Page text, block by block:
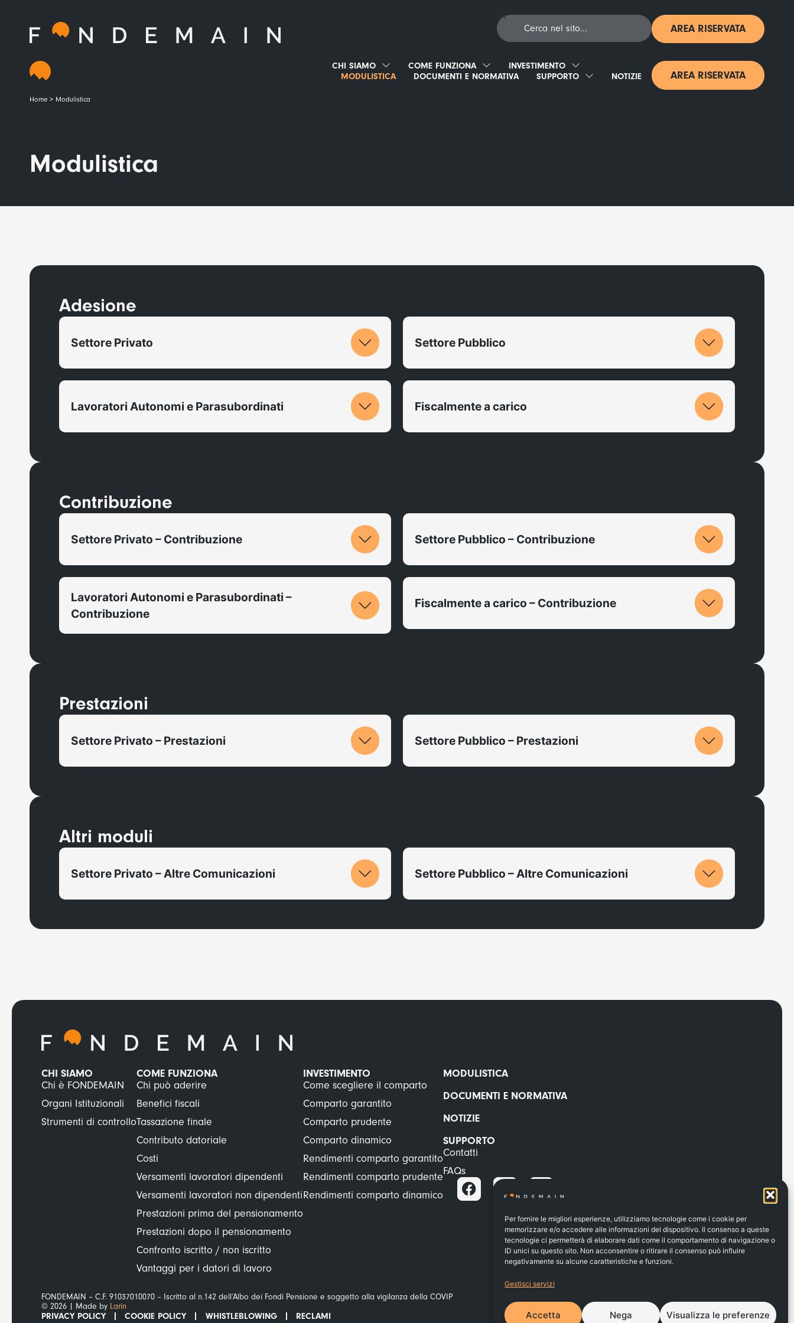
Per fornire le migliori esperienze, utilizziamo tecnologie come i cookie per
memorizzare e/o accedere alle informazioni del dispositivo. Il consenso a queste
tecnologie ci permetterà di elaborare dati come il comportamento di navigazione o
ID unici su questo sito. Non acconsentire o ritirare il consenso può influire
negativamente su alcune caratteristiche e funzioni.
Gestisci servizi
Accetta Nega Visualizza le preferenze
AREA RISERVATA
CHI SIAMO COME FUNZIONA
INVESTIMENTO
MODULISTICA
DOCUMENTI E NORMATIVA SUPPORTO NOTIZIE AREA RISERVATA
Home > Modulistica
Modulistica
Adesione
Settore Privato Settore Pubblico
Lavoratori Autonomi e Parasubordinati Fiscalmente a carico
Contribuzione
Settore Privato – Contribuzione Settore Pubblico – Contribuzione
Lavoratori Autonomi e Parasubordinati –
Contribuzione
Fiscalmente a carico – Contribuzione
Prestazioni
Settore Privato – Prestazioni Settore Pubblico – Prestazioni
Altri moduli
Settore Privato – Altre Comunicazioni Settore Pubblico – Altre Comunicazioni
CHI SIAMO
Chi è FONDEMAIN
Organi Istituzionali
Strumenti di controllo
COME FUNZIONA
Chi può aderire
Benefici fiscali
Tassazione finale
Contributo datoriale
Costi
Versamenti lavoratori dipendenti
Versamenti lavoratori non dipendenti
Prestazioni prima del pensionamento
Prestazioni dopo il pensionamento
Confronto iscritto / non iscritto
Vantaggi per i datori di lavoro
INVESTIMENTO
Come scegliere il comparto
Comparto garantito
Comparto prudente
Comparto dinamico
Rendimenti comparto garantito
Rendimenti comparto prudente
Rendimenti comparto dinamico
MODULISTICA
DOCUMENTI E NORMATIVA
NOTIZIE
SUPPORTO
Contatti
FAQs
FONDEMAIN – C.F. 91037010070 – Iscritto al n.142 dell’Albo dei Fondi Pensione e soggetto alla vigilanza della COVIP
© 2026 | Made by Larin
PRIVACY POLICY COOKIE POLICY WHISTLEBLOWING RECLAMI